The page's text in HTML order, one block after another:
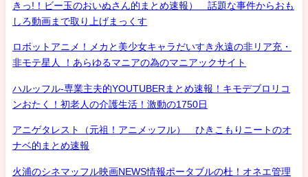
きっ!！ビー玉のおいぬさん的まとめ速報） 話題な事件からおも
しろ動画まで取り上げまっくす
ロボットアニメ！メカと美少女キャラだいすき永遠の非リア充・
非モテ星人 ！あらゆるマニアの為のマニアックサイト
ハルッフル-専業主夫的YOUTUBERまとめ速報！キモデブロリコ
ンおたく！初老人の介護生活！激動の1750日
アニゲタレスト（元祖！アニメッフル） ひきこもりニートのオ
ナベ的まとめ速報
火浦のシネマッフル映画NEWS情報ポータブルの杜！オネエ管理